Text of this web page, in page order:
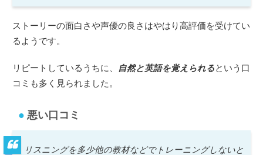
ストーリーの面白さや声優の良さはやはり高評価を受けてい
るようです。
リピートしているうちに、 自然と英語を覚えられるという口
コミも多く見られました。
悪い口コミ
リスニングを多少他の教材などでトレーニングしないと